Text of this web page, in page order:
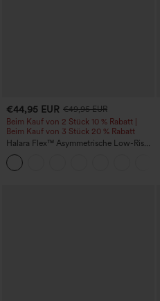
€44,95 EUR €49,95 EUR
Beim Kauf von 2 Stück 10 % Rabatt |
Beim Kauf von 3 Stück 20 % Rabatt
Halara Flex™ Asymmetrische Low-Rise-
Jeans mit Reißverschlusstaschen,
Baggy-Stil, weitem Bein, gewaschen,
lässig